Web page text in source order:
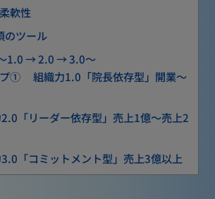
軟性
のツール
1.0 → 2.0 → 3.0〜
① 組織力1.0「院長依存型」開業～
「リーダー依存型」売上1億～売上2
「コミットメント型」売上3億以上